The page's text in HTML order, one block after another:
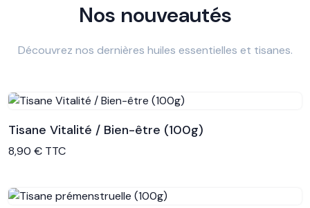
Nos nouveautés
Découvrez nos dernières huiles essentielles et tisanes.
Voir le produit
Tisane Vitalité / Bien-être (100g)
8,90 € TTC